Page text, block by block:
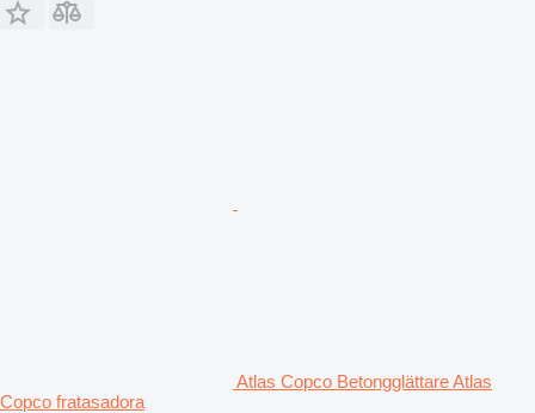
Atlas Copco Betongglättare Atlas
Copco fratasadora